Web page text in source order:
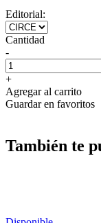
Editorial:
Cantidad
-
+
Agregar al carrito
Guardar en favoritos
También te